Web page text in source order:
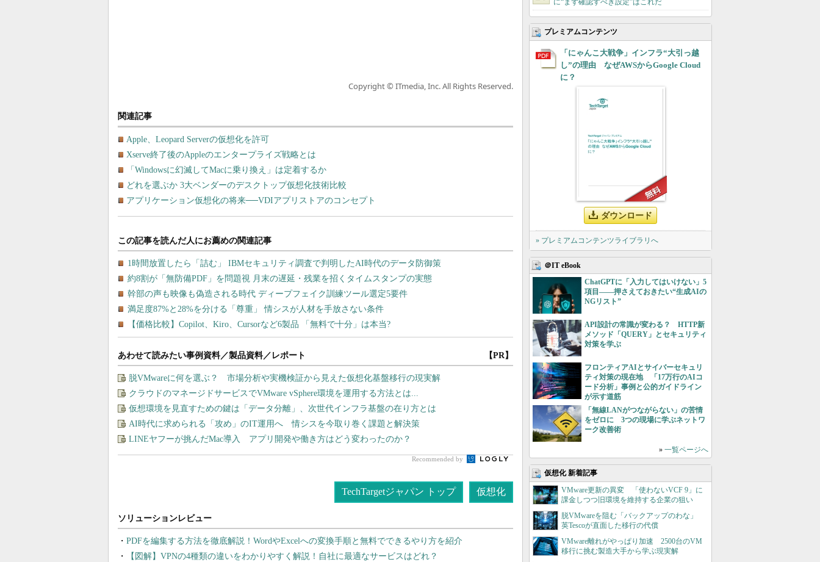
Copyright © ITmedia, Inc. All Rights Reserved.
関連記事
Apple、Leopard Serverの仮想化を許可
Xserve終了後のAppleのエンタープライズ戦略とは
「Windowsに幻滅してMacに乗り換え」は定着するか
どれを選ぶか 3大ベンダーのデスクトップ仮想化技術比較
アプリケーション仮想化の将来──VDIアプリストアのコンセプト
あわせて読みたい事例資料／製品資料／レポート 【PR】
脱VMwareに何を選ぶ？ 市場分析や実機検証から見えた仮想化基盤移行の現実解
クラウドのマネージドサービスでVMware vSphere環境を運用する方法とは...
仮想環境を見直すための鍵は「データ分離」、次世代インフラ基盤の在り方とは
AI時代に求められる「攻め」のIT運用へ 情シスを今取り巻く課題と解決策
LINEヤフーが挑んだMac導入 アプリ開発や働き方はどう変わったのか？
Recommended by
TechTargetジャパン トップ 仮想化
PDFを編集する方法を徹底解説！WordやExcelへの変換手順と無料でできるやり方を紹介
【図解】VPNの4種類の違いをわかりやすく解説！自社に最適なサービスはどれ？
に“まず確認すべき設定”はこれだ
プレミアムコンテンツ
「にゃんこ大戦争」インフラ“大引っ越
し”の理由 なぜAWSからGoogle Cloud
に？
ダウンロード
» プレミアムコンテンツライブラリへ
＠IT eBook
ChatGPTに「入力してはいけない」5
項目――押さえておきたい“生成AIの
NGリスト”
API設計の常識が変わる？ HTTP新
メソッド「QUERY」とセキュリティ
対策を学ぶ
フロンティアAIとサイバーセキュリ
ティ対策の現在地 「17万行のAIコ
ード分析」事例と公的ガイドライン
が示す道筋
「無線LANがつながらない」の苦情
をゼロに 3つの現場に学ぶネットワ
ーク改善術
» 一覧ページへ
仮想化 新着記事
VMware更新の異変 「使わないVCF 9」に
課金しつつ旧環境を維持する企業の狙い
脱VMwareを阻む「バックアップのわな」
英Tescoが直面した移行の代償
VMware離れがやっぱり加速 2500台のVM
移行に挑む製造大手から学ぶ現実解